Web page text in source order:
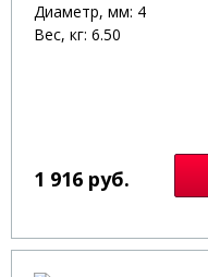
Диаметр, мм: 4
Вес, кг: 6.50
1 916 руб.